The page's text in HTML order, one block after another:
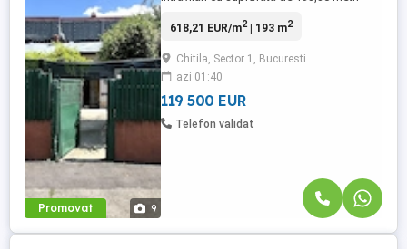
Promovat 9
Chitilia. Terenul are o deschidere de 15,70
electricitate, canalizare, apa. Pe teren
exista o constructie demolabila din
paianta.
618,21 EUR/m2| 193 m2
Chitila, Sector 1, Bucuresti
azi 01:40
119 500 EUR
Telefon validat